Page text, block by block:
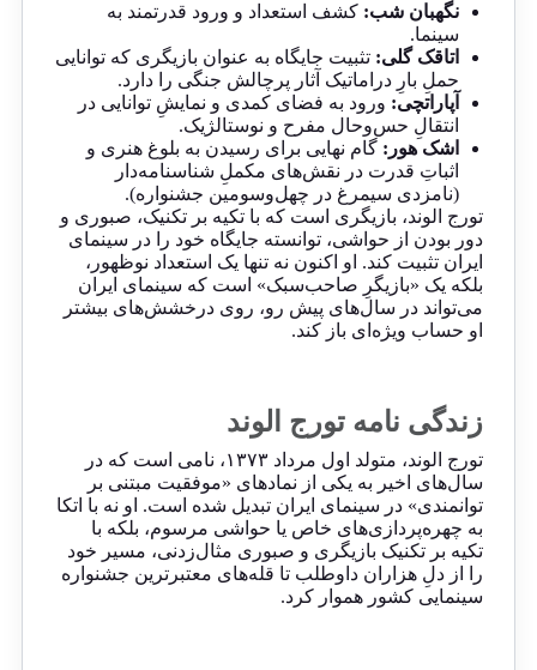
نگهبان شب: کشف استعداد و ورود قدرتمند به
سینما.
اتاقک گلی: تثبیت جایگاه به عنوان بازیگری که توانایی
حملِ بارِ دراماتیک آثار پرچالش جنگی را دارد.
آپاراتچی: ورود به فضای کمدی و نمایشِ توانایی در
انتقالِ حس‌وحال مفرح و نوستالژیک.
اشک هور: گام نهایی برای رسیدن به بلوغ هنری و
اثباتِ قدرت در نقش‌های مکملِ شناسنامه‌دار
(نامزدی سیمرغ در چهل‌وسومین جشنواره).
تورج الوند، بازیگری است که با تکیه بر تکنیک، صبوری و
دور بودن از حواشی، توانسته جایگاه خود را در سینمای
ایران تثبیت کند. او اکنون نه تنها یک استعداد نوظهور،
بلکه یک «بازیگرِ صاحب‌سبک» است که سینمای ایران
می‌تواند در سال‌های پیش رو، روی درخشش‌های بیشتر
او حساب ویژه‌ای باز کند.
زندگی نامه تورج الوند
تورج الوند، متولد اول مرداد ۱۳۷۳، نامی است که در
سال‌های اخیر به یکی از نمادهای «موفقیت مبتنی بر
توانمندی» در سینمای ایران تبدیل شده است. او نه با اتکا
به چهره‌پردازی‌های خاص یا حواشی مرسوم، بلکه با
تکیه بر تکنیک بازیگری و صبوری مثال‌زدنی، مسیر خود
را از دلِ هزاران داوطلب تا قله‌های معتبرترین جشنواره
سینمایی کشور هموار کرد.